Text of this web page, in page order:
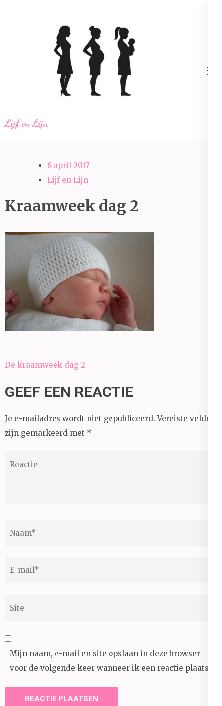
Lijf en Lijn
8 april 2017
Lijf en Lijn
Kraamweek dag 2
Bericht
De kraamweek dag 2
GEEF EEN REACTIE
Je e-mailadres wordt niet gepubliceerd. Vereiste velden
zijn gemarkeerd met *
Mijn naam, e-mail en site opslaan in deze browser
voor de volgende keer wanneer ik een reactie plaats.